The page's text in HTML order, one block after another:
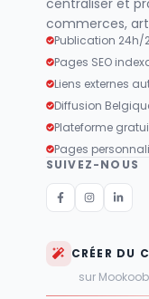
commerces,
Publication 24h/
Pages SEO
Liens externes
Diffusion
Plateforme
Pages
SUIVEZ-NOUS
CRÉER DU
sur